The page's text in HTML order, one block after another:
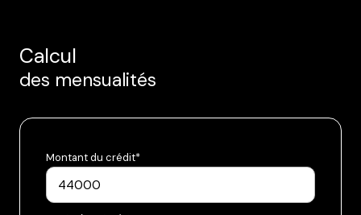
Calcul
des mensualités
Montant du crédit*